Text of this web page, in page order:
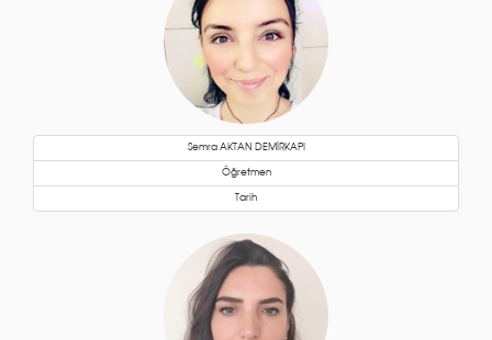
Semra AKTAN DEMİRKAPI
Öğretmen
Tarih